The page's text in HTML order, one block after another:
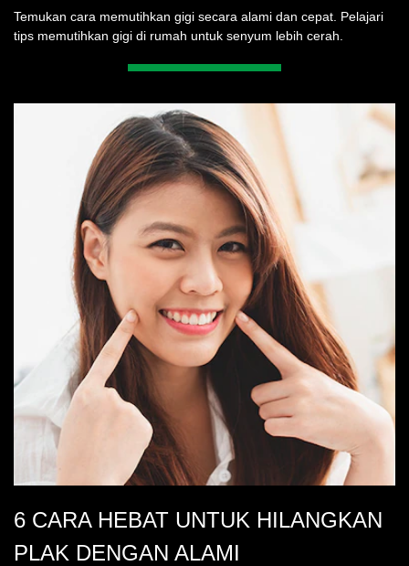
Temukan cara memutihkan gigi secara alami dan cepat. Pelajari
tips memutihkan gigi di rumah untuk senyum lebih cerah.
6 CARA HEBAT UNTUK HILANGKAN
PLAK DENGAN ALAMI